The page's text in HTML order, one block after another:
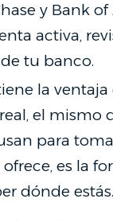
y Bank of
activa,
tu banco.
la
el mismo
para
es la
dónde estás.